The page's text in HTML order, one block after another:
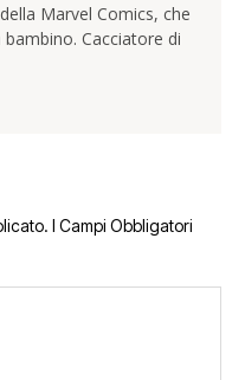
Marvel Comics, che
Cacciatore di
I Campi Obbligatori